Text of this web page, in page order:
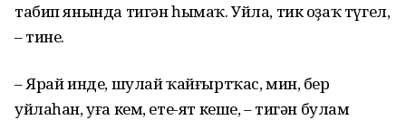
табип янында тигән һымаҡ. Уйла, тик оҙаҡ түгел,
– тине.
– Ярай инде, шулай ҡайғыртҡас, мин, бер
уйлаһан, уға кем, ете-ят кеше, – тигән булам